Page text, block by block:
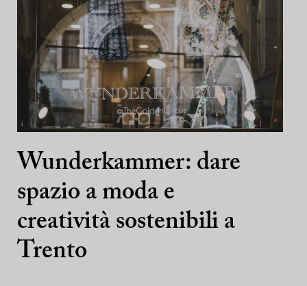
Wunderkammer: dare
spazio a moda e
creatività sostenibili a
Trento